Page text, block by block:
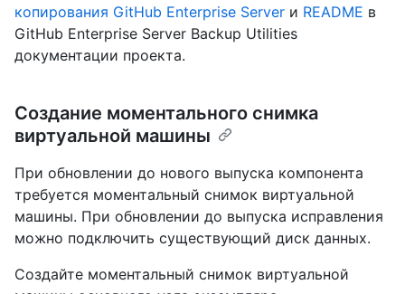
копирования GitHub Enterprise Server и README в
GitHub Enterprise Server Backup Utilities
документации проекта.
Создание моментального снимка
виртуальной машины
При обновлении до нового выпуска компонента
требуется моментальный снимок виртуальной
машины. При обновлении до выпуска исправления
можно подключить существующий диск данных.
Создайте моментальный снимок виртуальной